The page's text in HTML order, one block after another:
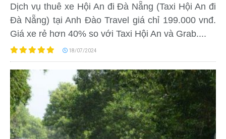
Dịch vụ thuê xe Hội An đi Đà Nẵng (Taxi Hội An đi
Đà Nẵng) tại Anh Đào Travel giá chỉ 199.000 vnđ.
Giá xe rẻ hơn 40% so với Taxi Hội An và Grab....
18/07/2024